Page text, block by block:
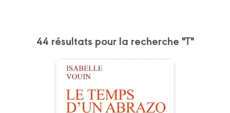
44 résultats pour la recherche "T"
Roman - Le